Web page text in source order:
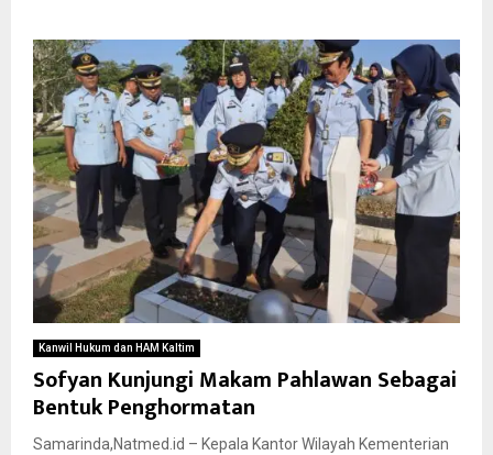
Kanwil Hukum dan HAM Kaltim
Sofyan Kunjungi Makam Pahlawan Sebagai
Bentuk Penghormatan
Samarinda,Natmed.id – Kepala Kantor Wilayah Kementerian